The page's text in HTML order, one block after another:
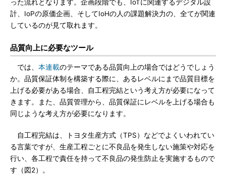
った流れとなります。企画段階でも、IoTに関連するデジタル設
計、IoPの原価企画、そしてIoHの人の課題解決力の、全てが関連
しているのが見て取れます。
品質向上に必要なツール
では、 本連載のテーマである品質向上の場合ではどうでしょう
か。品質保証体制を構築する際に、あるレベルにまで品質目標を
上げる必要がある場合、自工程完結という考え方が必要になって
きます。また、品質管理から、品質保証にレベルを上げる場合も
同じような考え方が必要になります。
自工程完結は、トヨタ生産方式（TPS）などでよくいわれてい
る言葉ですが、生産工程ごとに不良品を発生しない施策や対応を
行い、各工程で責任を持って不良品の発生防止を実施するもので
す（図2）。